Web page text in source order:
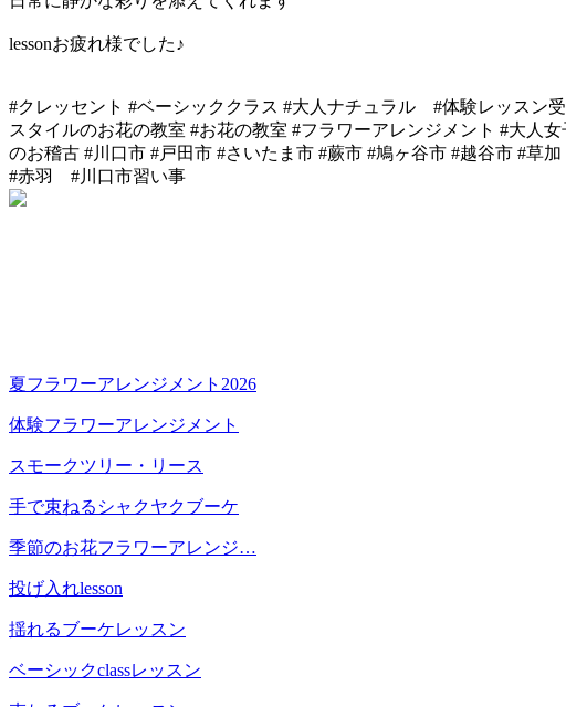
lessonお疲れ様でした♪
#クレッセント #ベーシッククラス #大人ナチュラル #体験レッスン
スタイルのお花の教室 #お花の教室 #フラワーアレンジメント #大人
のお稽古 #川口市 #戸田市 #さいたま市 #蕨市 #鳩ヶ谷市 #越谷市 #
#赤羽 #川口市習い事
夏フラワーアレンジメント2026
体験フラワーアレンジメント
スモークツリー・リース
手で束ねるシャクヤクブーケ
季節のお花フラワーアレンジ…
投げ入れlesson
揺れるブーケレッスン
ベーシックclassレッスン